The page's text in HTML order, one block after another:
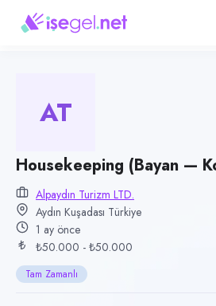
Pozisyon
Housekeeping (Bayan — Konaklamalı)
Kategori
Konum
Kuşadası, Aydın
Çalışma şekli
Tam Zamanlı · Ofis
Yayın tarihi
4 Temmuz 2026
AT
Housekeeping (Bayan —
Alpaydın Turizm LTD.
Aydın Kuşadası Türkiye
1 ay önce
₺50.000 - ₺50.000
Tam Zamanlı